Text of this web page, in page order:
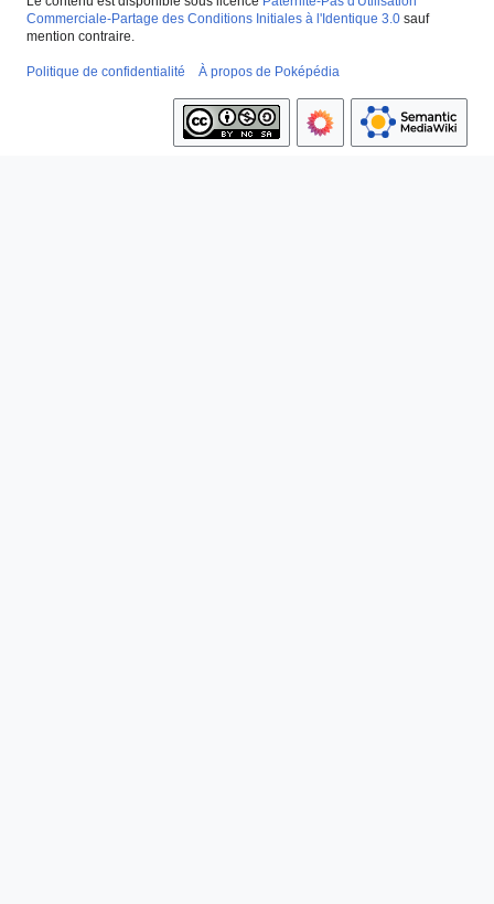
Commerciale-Partage des Conditions Initiales à l'Identique 3.0 sauf
mention contraire.
Politique de confidentialité À propos de Poképédia